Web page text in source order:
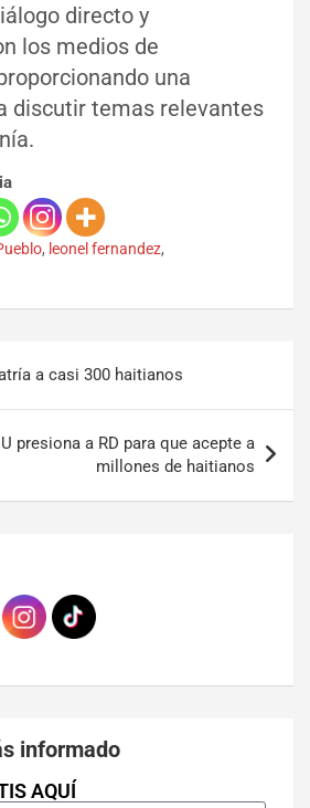
directo y
los medios de
una
discutir temas relevantes
, leonel fernandez,
a casi 300 haitianos
presiona a RD para que acepte a
millones de haitianos
informado
AQUÍ